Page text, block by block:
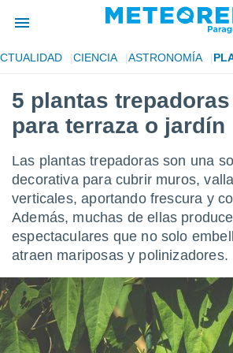
de
ha
por
para
que se
calidad.
a este
las
y
forma
digital
basada
CIENCIA ASTRONOMÍA
5 plantas
para terraza o jardín
Las plantas trepadoras son una
decorativa para cubrir muros,
verticales, aportando frescura y
Además, muchas de ellas
espectaculares que no solo
atraen mariposas y polinizadores.